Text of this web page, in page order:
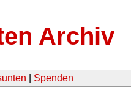
Archiv
Spenden